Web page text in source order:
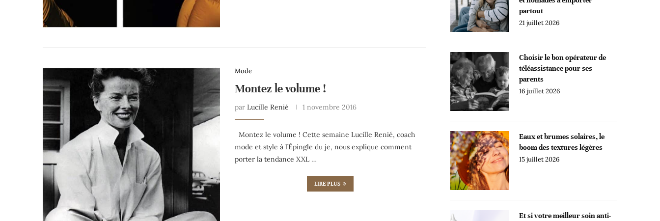
Mode
Montez le volume !
par Lucille Renié 1 novembre 2016
Montez le volume ! Cette semaine Lucille Renié, coach
mode et style à l’Épingle du je, nous explique comment
porter la tendance XXL …
LIRE PLUS
partout
21 juillet 2026
Choisir le bon opérateur de
téléassistance pour ses
parents
16 juillet 2026
Eaux et brumes solaires, le
boom des textures légères
15 juillet 2026
Et si votre meilleur soin anti-